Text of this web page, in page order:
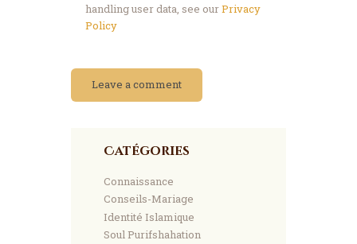
handling user data, see ourPrivacy
Policy
Catégories
Connaissance
Conseils-Mariage
Identité Islamique
Soul Purifshahation